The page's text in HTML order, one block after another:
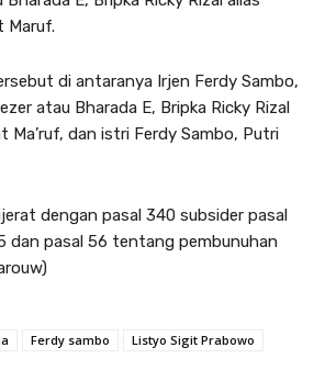
Maruf.
di antaranya Irjen Ferdy Sambo,
atau Bharada E, Bripka Ricky Rizal
Ma’ruf, dan istri Ferdy Sambo, Putri
dengan pasal 340 subsider pasal
dan pasal 56 tentang pembunuhan
Ferdy sambo
Listyo Sigit Prabowo